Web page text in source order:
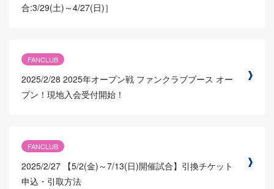
合:3/29(土)～4/27(日)］
FANCLUB
2025/2/28 2025年オープン戦 ファンクラブブース オー
プン！現地入会受付開始！
FANCLUB
2025/2/27 【5/2(金)～7/13(日)開催試合】引換チケット
申込・引取方法